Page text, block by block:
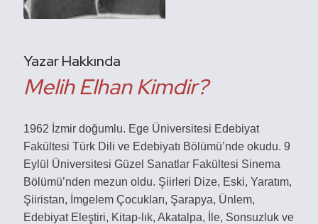
Yazar Hakkında
Melih Elhan Kimdir?
1962 İzmir doğumlu. Ege Üniversitesi Edebiyat
Fakültesi Türk Dili ve Edebiyatı Bölümü’nde okudu. 9
Eylül Üniversitesi Güzel Sanatlar Fakültesi Sinema
Bölümü’nden mezun oldu. Şiirleri Dize, Eski, Yaratım,
Şiiristan, İmgelem Çocukları, Şarapya, Ünlem,
Edebiyat Eleştiri, Kitap-lık, Akatalpa, İle, Sonsuzluk ve